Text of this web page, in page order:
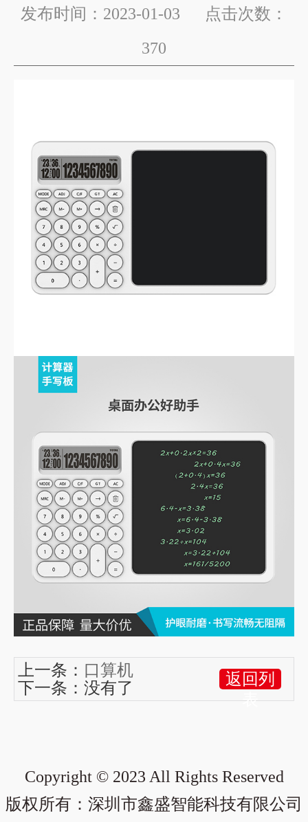
发布时间：2023-01-03 点击次数：
370
上一条： 口算机
下一条：没有了
返回列
表
Copyright © 2023 All Rights Reserved
版权所有：深圳市鑫盛智能科技有限公司